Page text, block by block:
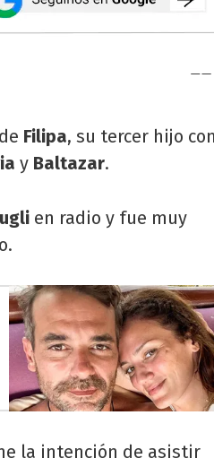
Filipa, su tercer hijo con
y Baltazar.
en radio y fue muy
la intención de asistir